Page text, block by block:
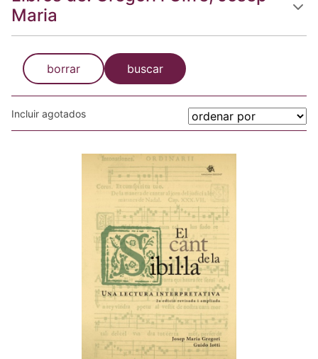
Maria
borrar buscar
Incluir agotados